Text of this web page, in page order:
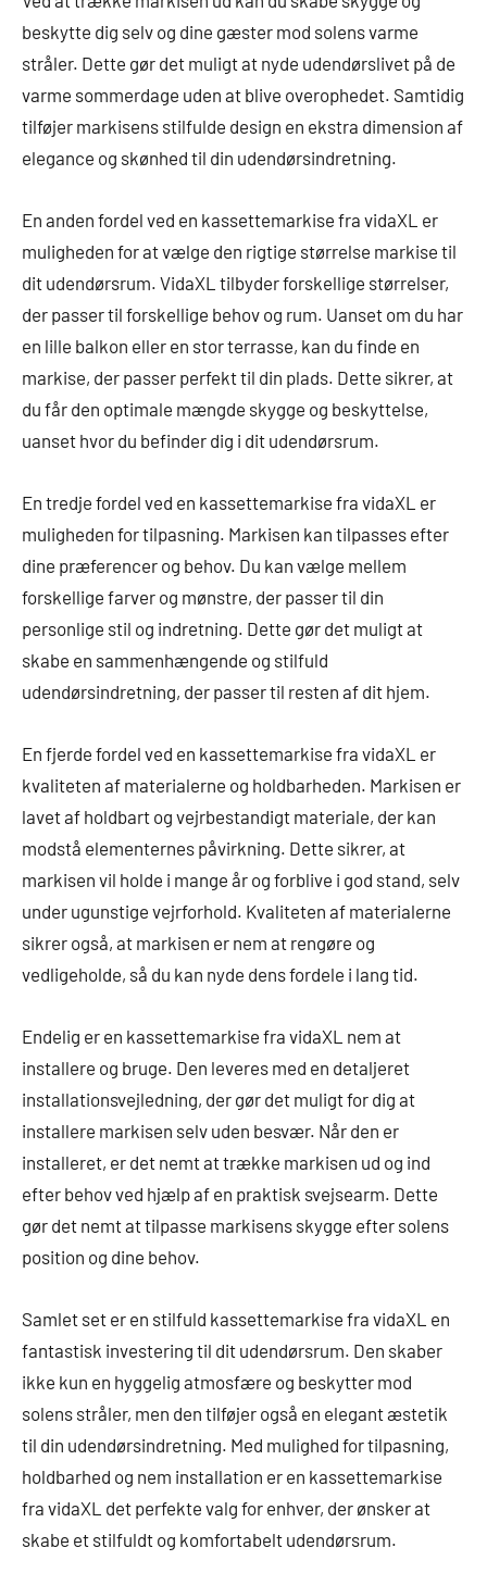
beskytte dig selv og dine gæster mod solens varme
stråler. Dette gør det muligt at nyde udendørslivet på de
varme sommerdage uden at blive overophedet. Samtidig
tilføjer markisens stilfulde design en ekstra dimension af
elegance og skønhed til din udendørsindretning.
En anden fordel ved en kassettemarkise fra vidaXL er
muligheden for at vælge den rigtige størrelse markise til
dit udendørsrum. VidaXL tilbyder forskellige størrelser,
der passer til forskellige behov og rum. Uanset om du har
en lille balkon eller en stor terrasse, kan du finde en
markise, der passer perfekt til din plads. Dette sikrer, at
du får den optimale mængde skygge og beskyttelse,
uanset hvor du befinder dig i dit udendørsrum.
En tredje fordel ved en kassettemarkise fra vidaXL er
muligheden for tilpasning. Markisen kan tilpasses efter
dine præferencer og behov. Du kan vælge mellem
forskellige farver og mønstre, der passer til din
personlige stil og indretning. Dette gør det muligt at
skabe en sammenhængende og stilfuld
udendørsindretning, der passer til resten af dit hjem.
En fjerde fordel ved en kassettemarkise fra vidaXL er
kvaliteten af ​​materialerne og holdbarheden. Markisen er
lavet af holdbart og vejrbestandigt materiale, der kan
modstå elementernes påvirkning. Dette sikrer, at
markisen vil holde i mange år og forblive i god stand, selv
under ugunstige vejrforhold. Kvaliteten af ​​materialerne
sikrer også, at markisen er nem at rengøre og
vedligeholde, så du kan nyde dens fordele i lang tid.
Endelig er en kassettemarkise fra vidaXL nem at
installere og bruge. Den leveres med en detaljeret
installationsvejledning, der gør det muligt for dig at
installere markisen selv uden besvær. Når den er
installeret, er det nemt at trække markisen ud og ind
efter behov ved hjælp af en praktisk svejsearm. Dette
gør det nemt at tilpasse markisens skygge efter solens
position og dine behov.
Samlet set er en stilfuld kassettemarkise fra vidaXL en
fantastisk investering til dit udendørsrum. Den skaber
ikke kun en hyggelig atmosfære og beskytter mod
solens stråler, men den tilføjer også en elegant æstetik
til din udendørsindretning. Med mulighed for tilpasning,
holdbarhed og nem installation er en kassettemarkise
fra vidaXL det perfekte valg for enhver, der ønsker at
skabe et stilfuldt og komfortabelt udendørsrum.